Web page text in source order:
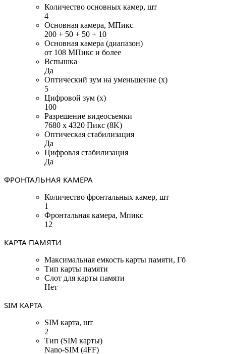
Количество основных камер, шт
4
Основная камера, МПикс
200 + 50 + 50 + 10
Основная камера (диапазон)
от 108 МПикс и более
Вспышка
Да
Оптический зум на уменьшение (x)
5
Цифровой зум (x)
100
Разрешение видеосъемки
7680 x 4320 Пикс (8K)
Оптическая стабилизация
Да
Цифровая стабилизация
Да
ФРОНТАЛЬНАЯ КАМЕРА
Количество фронтальных камер, шт
1
Фронтальная камера, Мпикс
12
КАРТА ПАМЯТИ
Максимальная емкость карты памяти, Гб
Тип карты памяти
Слот для карты памяти
Нет
SIM КАРТА
SIM карта, шт
2
Тип (SIM карты)
Nano-SIM (4FF)